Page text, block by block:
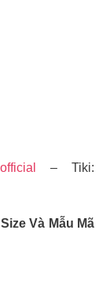
– Tiki:
Và Mẫu Mã